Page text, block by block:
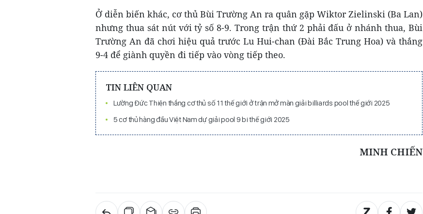
Ở diễn biến khác, cơ thủ Bùi Trường An ra quân gặp Wiktor Zielinski (Ba Lan)
nhưng thua sát nút với tỷ số 8-9. Trong trận thứ 2 phải đấu ở nhánh thua, Bùi
Trường An đã chơi hiệu quả trước Lu Hui-chan (Đài Bắc Trung Hoa) và thắng
9-4 để giành quyền đi tiếp vào vòng tiếp theo.
TIN LIÊN QUAN
Lường Đức Thiện thắng cơ thủ số 11 thế giới ở trận mở màn giải billiards pool thế giới 2025
5 cơ thủ hàng đầu Việt Nam dự giải pool 9 bi thế giới 2025
MINH CHIẾN